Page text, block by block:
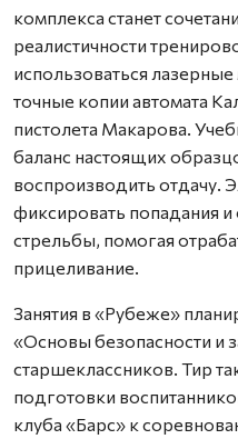
комплекса станет
реалистичности
использоваться
точные копии автомата
пистолета Макарова.
баланс настоящих
воспроизводить отдачу.
фиксировать попадания и
стрельбы, помогая
прицеливание.
Занятия в «Рубеже»
«Основы безопасности и
старшеклассников. Тир
подготовки
клуба «Барс» к